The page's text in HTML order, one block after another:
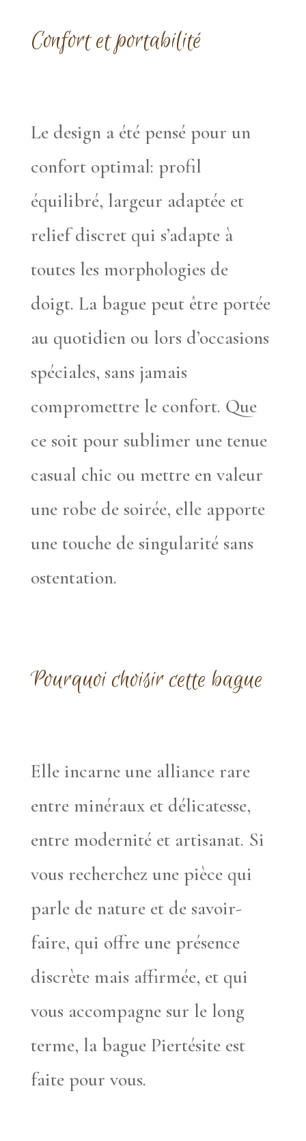
Confort et portabilité
Le design a été pensé pour un
confort optimal: profil
équilibré, largeur adaptée et
relief discret qui s’adapte à
toutes les morphologies de
doigt. La bague peut être portée
au quotidien ou lors d’occasions
spéciales, sans jamais
compromettre le confort. Que
ce soit pour sublimer une tenue
casual chic ou mettre en valeur
une robe de soirée, elle apporte
une touche de singularité sans
ostentation.
Pourquoi choisir cette bague
Elle incarne une alliance rare
entre minéraux et délicatesse,
entre modernité et artisanat. Si
vous recherchez une pièce qui
parle de nature et de savoir-
faire, qui offre une présence
discrète mais affirmée, et qui
vous accompagne sur le long
terme, la bague Piertésite est
faite pour vous.